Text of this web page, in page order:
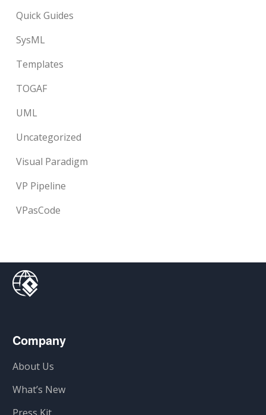
Quick Guides
SysML
Templates
TOGAF
UML
Uncategorized
Visual Paradigm
VP Pipeline
VPasCode
Company
About Us
What’s New
Press Kit